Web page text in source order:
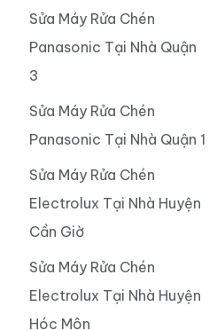
Sửa Máy Rửa Chén
Panasonic Tại Nhà Quận
3
Sửa Máy Rửa Chén
Panasonic Tại Nhà Quận 1
Sửa Máy Rửa Chén
Electrolux Tại Nhà Huyện
Cần Giờ
Sửa Máy Rửa Chén
Electrolux Tại Nhà Huyện
Hóc Môn